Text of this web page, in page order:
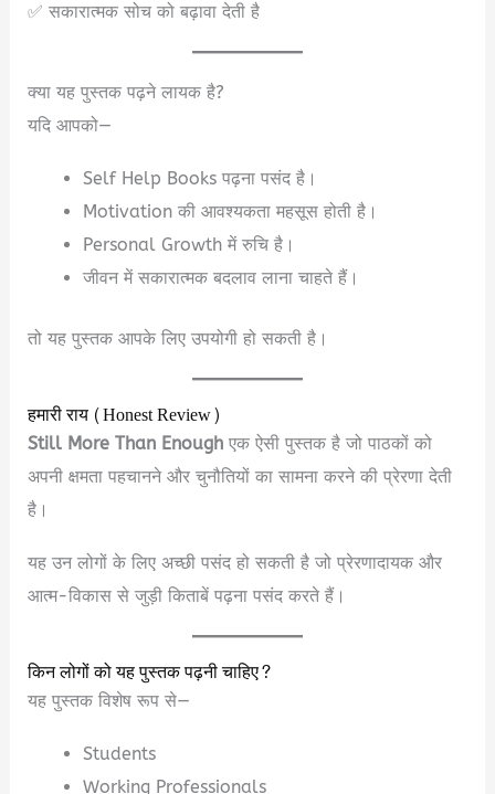
✅ सकारात्मक सोच को बढ़ावा देती है
क्या यह पुस्तक पढ़ने लायक है?
यदि आपको—
Self Help Books पढ़ना पसंद है।
Motivation की आवश्यकता महसूस होती है।
Personal Growth में रुचि है।
जीवन में सकारात्मक बदलाव लाना चाहते हैं।
तो यह पुस्तक आपके लिए उपयोगी हो सकती है।
हमारी राय (Honest Review)
Still More Than Enough एक ऐसी पुस्तक है जो पाठकों को
अपनी क्षमता पहचानने और चुनौतियों का सामना करने की प्रेरणा देती
है।
यह उन लोगों के लिए अच्छी पसंद हो सकती है जो प्रेरणादायक और
आत्म-विकास से जुड़ी किताबें पढ़ना पसंद करते हैं।
किन लोगों को यह पुस्तक पढ़नी चाहिए?
यह पुस्तक विशेष रूप से—
Students
Working Professionals